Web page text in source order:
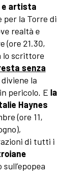
artista
per la Torre di
realtà e
(ore 21.30,
lo scrittore
senza
la
pericolo. E la
Haynes
(ore 11,
di tutti i